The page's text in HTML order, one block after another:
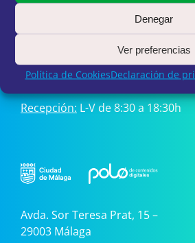
Denegar
Ver preferencias
Política de CookiesDeclaración de
Avda. de José Ortega y Gasset,
+34 952 045 500|
Recepción: L-V de 8:30 a 18:30h
Avda. Sor Teresa Prat, 15 –
29003 Málaga